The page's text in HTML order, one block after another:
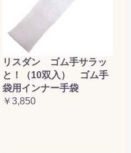
リスダン ゴム手サラッ
と！（10双入） ゴム手
袋用インナー手袋
￥3,850